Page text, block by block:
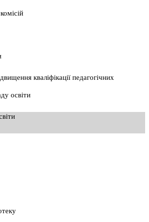
кваліфікації педагогічних
освіти